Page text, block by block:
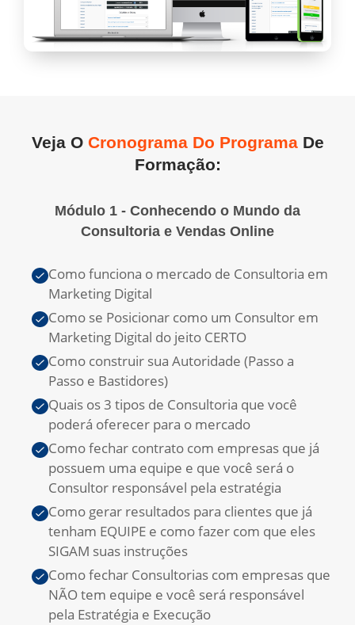
Veja O Cronograma Do ProgramaDe
Formação:
Módulo 1 - Conhecendo o Mundo da
Consultoria e Vendas Online
Como funciona o mercado de Consultoria em
Marketing Digital
Como se Posicionar como um Consultor em
Marketing Digital do jeito CERTO
Como construir sua Autoridade (Passo a
Passo e Bastidores)
Quais os 3 tipos de Consultoria que você
poderá oferecer para o mercado
Como fechar contrato com empresas que já
possuem uma equipe e que você será o
Consultor responsável pela estratégia
Como gerar resultados para clientes que já
tenham EQUIPE e como fazer com que eles
SIGAM suas instruções
Como fechar Consultorias com empresas que
NÃO tem equipe e você será responsável
pela Estratégia e Execução